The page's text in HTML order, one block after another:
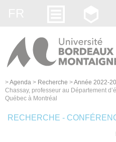
>Agenda > Recherche >Année 2022-
Chassay, professeur au Département
Québec à Montréal
RECHERCHE -